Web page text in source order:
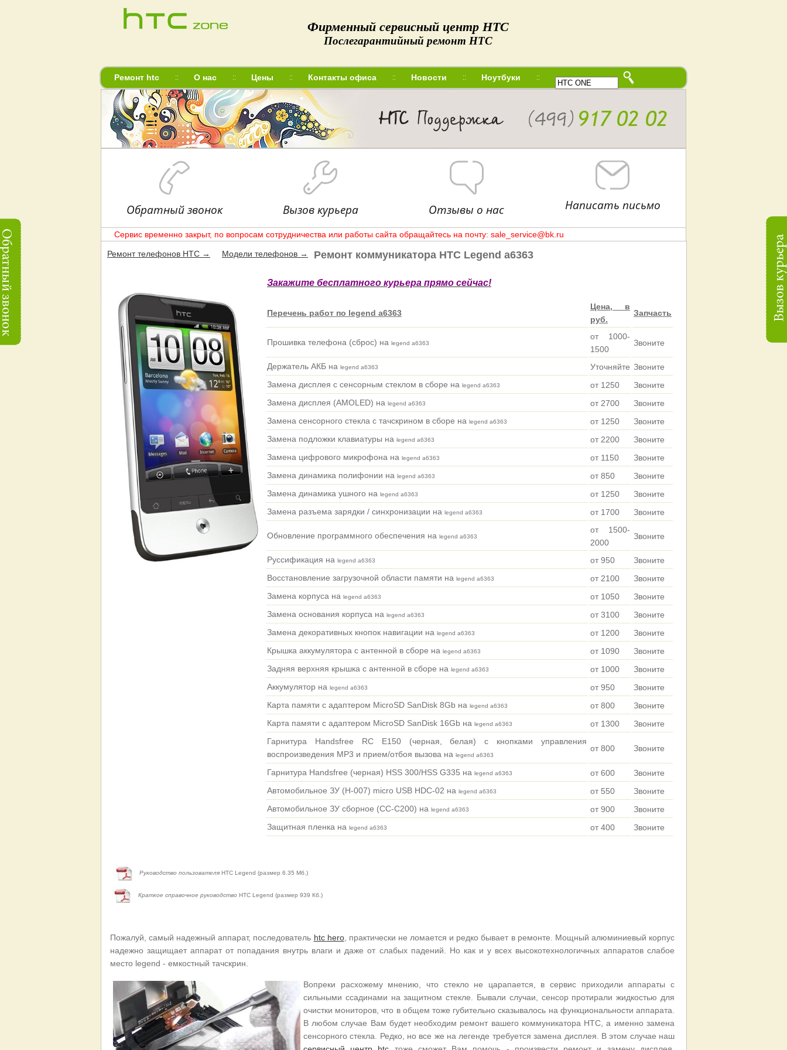
Фирменный сервисный центр HTC
Послегарантийный ремонт HTC
Ремонт htc О нас Цены Контакты офиса Новости
Ноутбуки
О нас
Цены
Контакты офиса
Новости
Обратный звонок Вызов курьера Отзывы о нас Написать письмо
Сервис временно закрыт, по вопросам сотрудничества или работы сайта обращайтесь на почту: sale_service@bk.ru
Ремонт телефонов HTC → Модели телефонов → Ремонт коммуникатора HTC Legend a6363
Закажите бесплатного курьера прямо сейчас!
Перечень работ по legend a6363
Цена, в
руб.
Запчасть
Прошивка телефона (сброс) на legend a6363
от 1000-
1500
Звоните
Держатель АКБ на legend a6363 Уточняйте Звоните
Замена дисплея с сенсорным стеклом в сборе на legend a6363 от 1250
Звоните
Замена дисплея (AMOLED) на legend a6363 от 2700
Звоните
Замена сенсорного стекла с тачскрином в сборе на legend a6363 от 1250
Звоните
Замена подложки клавиатуры на legend a6363 от 2200
Звоните
Замена цифрового микрофона на legend a6363 от 1150
Звоните
Замена динамика полифонии на legend a6363 от 850
Звоните
Замена динамика ушного на legend a6363 от 1250
Звоните
Замена разъема зарядки / синхронизации на legend a6363 от 1700 Звоните
Обновление программного обеспечения на legend a6363
от 1500-
2000
Звоните
Руссификация на legend a6363 от 950
Звоните
Восстановление загрузочной области памяти на legend a6363 от 2100
Звоните
Замена корпуса на legend a6363 от 1050
Звоните
Замена основания корпуса на legend a6363 от 3100
Звоните
Замена декоративных кнопок навигации на legend a6363 от 1200
Звоните
Крышка аккумулятора с антенной в сборе на legend a6363 от 1090
Звоните
Задняя верхняя крышка с антенной в сборе на legend a6363 от 1000
Звоните
Аккумулятор на legend a6363 от 950
Звоните
Карта памяти с адаптером MicroSD SanDisk 8Gb на legend a6363 от 800
Звоните
Карта памяти с адаптером MicroSD SanDisk 16Gb на legend a6363 от 1300
Звоните
Гарнитура Handsfree RC E150 (черная, белая) с кнопками управления
воспроизведения MP3 и прием/отбоя вызова на legend a6363
от 800 Звоните
Гарнитура Handsfree (черная) HSS 300/HSS G335 на legend a6363 от 600
Звоните
Автомобильное ЗУ (H-007) micro USB HDC-02 на legend a6363 от 550
Звоните
Автомобильное ЗУ сборное (CC-C200) на legend a6363 от 900
Звоните
Защитная пленка на legend a6363 от 400 Звоните
Руководство пользователя HTC Legend (размер 6.35 Мб.)
Краткое справочное руководство HTC Legend (размер 939 Кб.)
Пожалуй, самый надежный аппарат, последователь htc hero, практически не ломается и редко бывает в ремонте. Мощный алюминиевый корпус
надежно защищает аппарат от попадания внутрь влаги и даже от слабых падений. Но как и у всех высокотехнологичных аппаратов слабое
место legend - емкостный тачскрин.
Вопреки расхожему мнению, что стекло не царапается, в сервис приходили аппараты с
сильными ссадинами на защитном стекле. Бывали случаи, сенсор протирали жидкостью для
очистки мониторов, что в общем тоже губительно сказывалось на функциональности аппарата.
В любом случае Вам будет необходим ремонт вашего коммуникатора HTC, а именно замена
сенсорного стекла. Редко, но все же на легенде требуется замена дисплея. В этом случае наш